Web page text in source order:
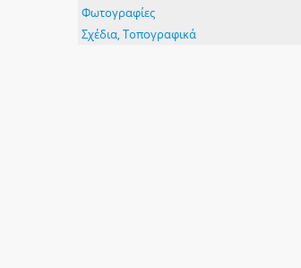
Φωτογραφίες
Σχέδια, Τοπογραφικά